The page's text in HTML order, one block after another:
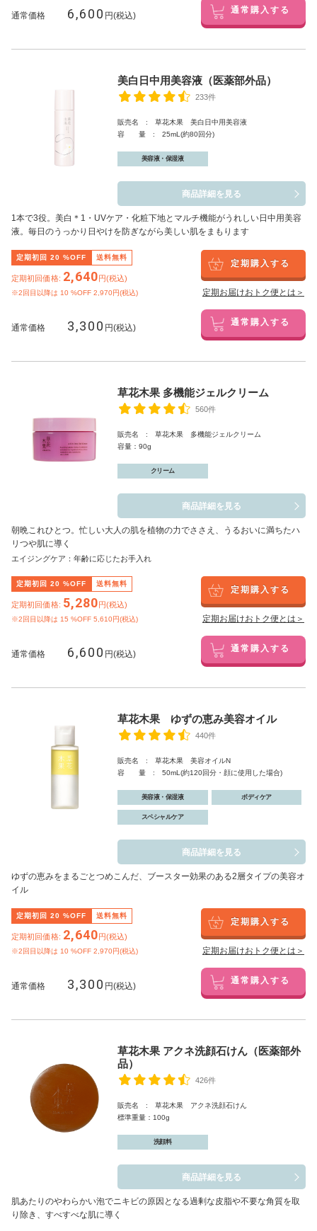
通常価格 6,600 円(税込) 通常購入する
美白日中用美容液（医薬部外品）
233件
販売名 : 草花木果 美白日中用美容液
容 量 : 25mL(約80回分)
美容液・保湿液
商品詳細を見る
1本で3役。美白 ＊1 ・UVケア・化粧下地とマルチ機能がうれしい日中用美容
液。毎日のうっかり日やけを防ぎながら美しい肌をまもります
定期初回 20 %OFF 送料無料
定期初回価格: 2,640円(税込)
※2回目以降は 10 %OFF 2,970円(税込)
定期購入する
定期お届けおトク便とは＞
通常価格 3,300 円(税込) 通常購入する
草花木果 多機能ジェルクリーム
560件
販売名 : 草花木果 多機能ジェルクリーム
容量：90g
クリーム
商品詳細を見る
朝晩これひとつ。忙しい大人の肌を植物の力でささえ、うるおいに満ちたハ
リつや肌に導く
エイジングケア：年齢に応じたお手入れ
定期初回 20 %OFF 送料無料
定期初回価格: 5,280円(税込)
※2回目以降は 15 %OFF 5,610円(税込)
定期購入する
定期お届けおトク便とは＞
通常価格 6,600 円(税込) 通常購入する
草花木果 ゆずの恵み美容オイル
440件
販売名 : 草花木果 美容オイルN
容 量 : 50mL(約120回分・顔に使用した場合)
美容液・保湿液 ボディケア
スペシャルケア
商品詳細を見る
ゆずの恵みをまるごとつめこんだ、ブースター効果のある2層タイプの美容オ
イル
定期初回 20 %OFF 送料無料
定期初回価格: 2,640円(税込)
※2回目以降は 10 %OFF 2,970円(税込)
定期購入する
定期お届けおトク便とは＞
通常価格 3,300 円(税込) 通常購入する
草花木果 アクネ洗顔石けん（医薬部外
品）
426件
販売名 : 草花木果 アクネ洗顔石けん
標準重量：100g
洗顔料
商品詳細を見る
肌あたりのやわらかい泡でニキビの原因となる過剰な皮脂や不要な角質を取
り除き、すべすべな肌に導く